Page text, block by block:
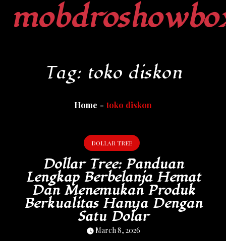
Tag: toko diskon
Home toko diskon
DOLLAR TREE
Dollar Tree: Panduan
Lengkap Berbelanja Hemat
Dan Menemukan Produk
Berkualitas Hanya Dengan
Satu Dolar
March 8, 2026